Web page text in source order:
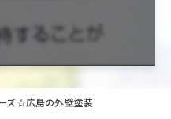
ズ☆広島の外壁塗装